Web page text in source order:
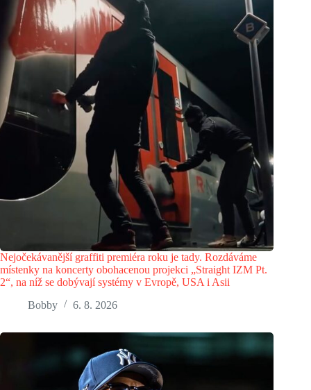
Nejočekávanější graffiti premiéra roku je tady. Rozdáváme
místenky na koncerty obohacenou projekci „Straight IZM Pt.
2“, na níž se dobývají systémy v Evropě, USA i Asii
Bobby
6. 8. 2026